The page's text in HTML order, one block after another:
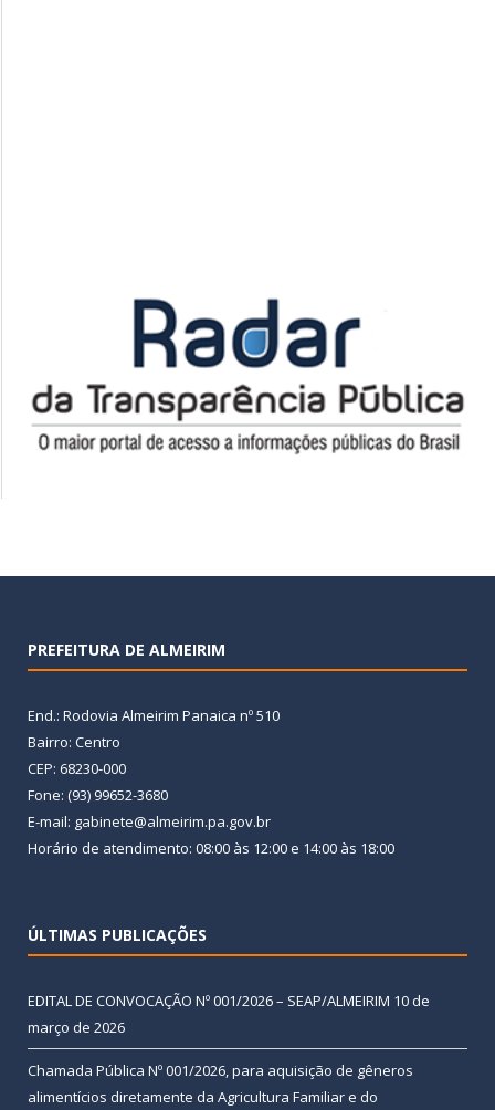
PREFEITURA DE ALMEIRIM
End.: Rodovia Almeirim Panaica nº 510
Bairro: Centro
CEP: 68230-000
Fone: (93) 99652-3680
E-mail: gabinete@almeirim.pa.gov.br
Horário de atendimento: 08:00 às 12:00 e 14:00 às 18:00
ÚLTIMAS PUBLICAÇÕES
EDITAL DE CONVOCAÇÃO Nº 001/2026 – SEAP/ALMEIRIM 10 de
março de 2026
Chamada Pública Nº 001/2026, para aquisição de gêneros
alimentícios diretamente da Agricultura Familiar e do